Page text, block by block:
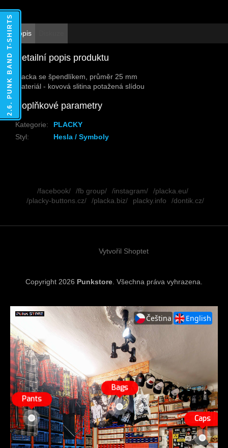
Popis
Detailní popis produktu
Placka se špendlíkem, průměr 25 mm
Materiál - kovová slitina potažená slídou
Doplňkové parametry
Kategorie:
PLACKY
Styl: Hesla / Symboly
/facebook/ /fb group/ /instagram/
/placka.eu/
/placky-buttons.cz/
/placka.biz/ placky.info /dontik.cz/
Vytvořil Shoptet
Copyright 2026 Punkstore . Všechna práva vyhrazena.
2.6. PUNK BAND T-SHIRTS